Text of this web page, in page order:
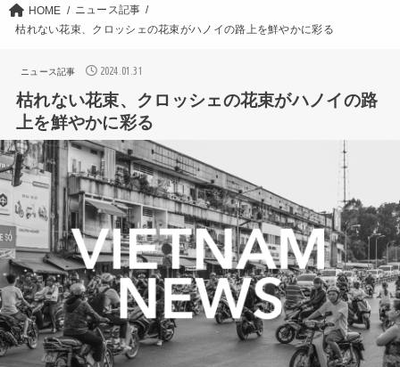
HOME
ニュース記事
枯れない花束、クロッシェの花束がハノイの路上を鮮やかに彩る
ニュース記事 2024.01.31
枯れない花束、クロッシェの花束がハノイの路
上を鮮やかに彩る